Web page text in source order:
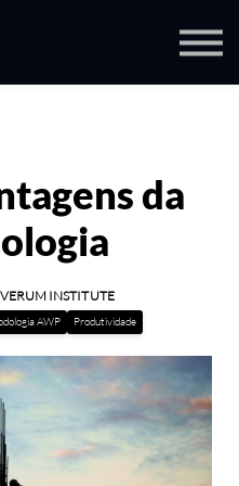
da
INSTITUTE
AWP Produtividade